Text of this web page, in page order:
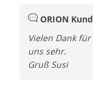
ORION
Vielen Dank
uns sehr.
GrußSusi